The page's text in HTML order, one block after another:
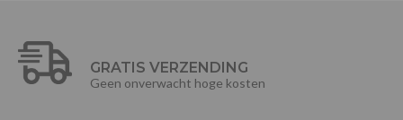
GRATIS VERZENDING
Geen onverwacht hoge kosten